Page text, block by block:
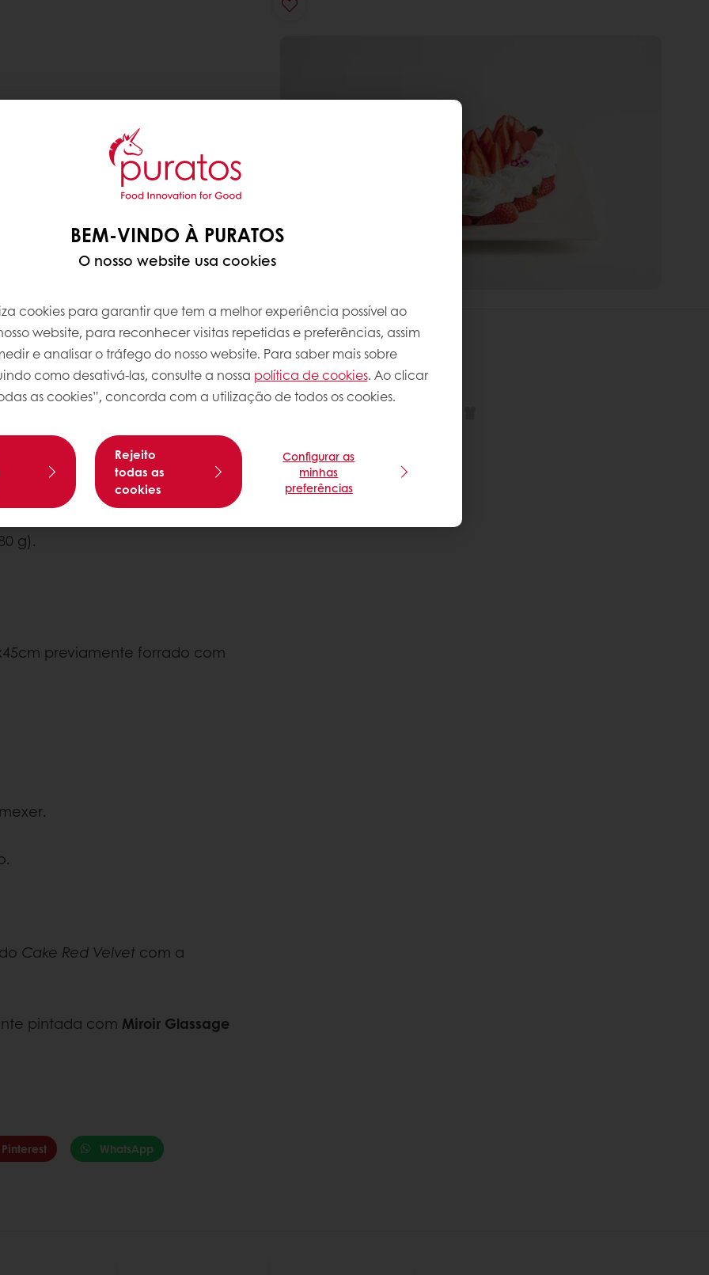
até ficar um merengue
g).
previamente forrado com
Cake Red Velvet com a
pintada com Miroir Glassage
Pinterest WhatsApp
Sobre esta receita
BEM-VINDO À PURATOS
O nosso website usa cookies
cookies para garantir que tem a melhor experiência possível ao
website, para reconhecer visitas repetidas e preferências, assim
e analisar o tráfego do nosso website. Para saber mais sobre
como desativá-las, consulte a nossa política de cookies. Ao clicar
as cookies”, concorda com a utilização de todos os cookies.
Rejeito
todas as
cookies
Configurar as
minhas
preferências